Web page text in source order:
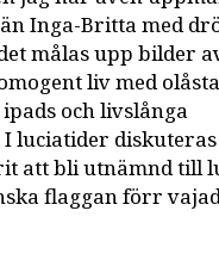
Inga-Britta med
målas upp bilder
liv med
och livslånga
att bli utnämnd till
flaggan förr